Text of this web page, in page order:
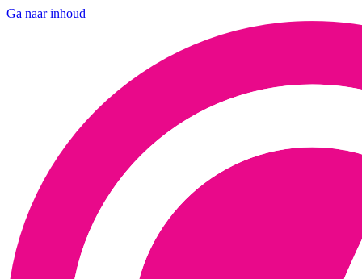
Ga naar inhoud